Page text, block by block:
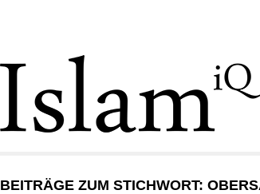
BEITRÄGE ZUM STICHWORT: